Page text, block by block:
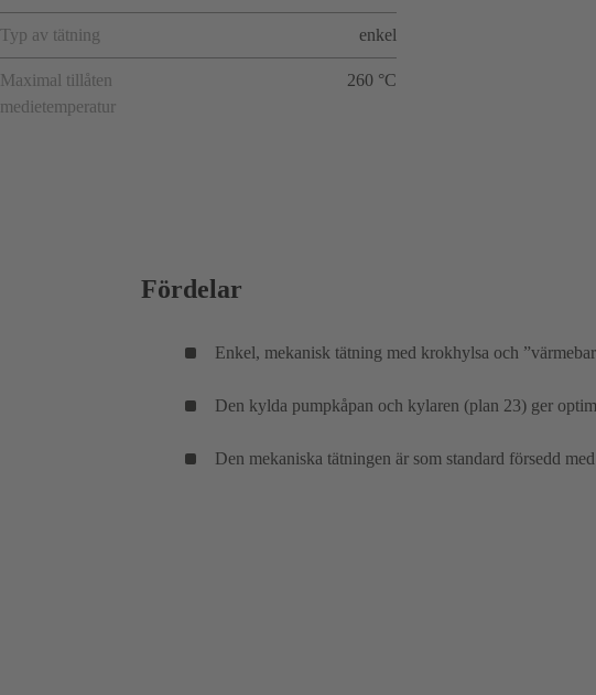
Typ av tätning enkel
Maximal tillåten
medietemperatur
260 °C
Fördelar
Enkel, mekanisk tätning med krokhylsa och
Den kylda pumpkåpan och kylaren (plan 23) ger
Den mekaniska tätningen är som standard försedd